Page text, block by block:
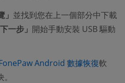
」 並找到您在上一個部分中下載
下一步」 開始手動安裝 USB 驅動
Android 數據恢復軟